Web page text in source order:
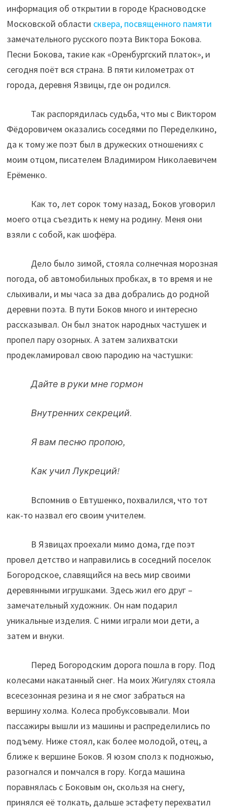
информация об открытии в городе Красноводске
Московской области сквера, посвященного памяти
замечательного русского поэта Виктора Бокова.
Песни Бокова, такие как «Оренбургский платок», и
сегодня поёт вся страна. В пяти километрах от
города, деревня Язвицы, где он родился.
Так распорядилась судьба, что мы с Виктором
Фёдоровичем оказались соседями по Переделкино,
да к тому же поэт был в дружеских отношениях с
моим отцом, писателем Владимиром Николаевичем
Ерёменко.
Как то, лет сорок тому назад, Боков уговорил
моего отца съездить к нему на родину. Меня они
взяли с собой, как шофёра.
Дело было зимой, стояла солнечная морозная
погода, об автомобильных пробках, в то время и не
слыхивали, и мы часа за два добрались до родной
деревни поэта. В пути Боков много и интересно
рассказывал. Он был знаток народных частушек и
пропел пару озорных. А затем залихватски
продекламировал свою пародию на частушки:
Дайте в руки мне гормон
Внутренних секреций.
Я вам песню пропою,
Как учил Лукреций!
Вспомнив о Евтушенко, похвалился, что тот
как-то назвал его своим учителем.
В Язвицах проехали мимо дома, где поэт
провел детство и направились в соседний поселок
Богородское, славящийся на весь мир своими
деревянными игрушками. Здесь жил его друг –
замечательный художник. Он нам подарил
уникальные изделия. С ними играли мои дети, а
затем и внуки.
Перед Богородским дорога пошла в гору. Под
колесами накатанный снег. На моих Жигулях стояла
всесезонная резина и я не смог забраться на
вершину холма. Колеса пробуксовывали. Мои
пассажиры вышли из машины и распределились по
подъему. Ниже стоял, как более молодой, отец, а
ближе к вершине Боков. Я юзом сполз к подножью,
разогнался и помчался в гору. Когда машина
поравнялась с Боковым он, скользя на снегу,
принялся её толкать, дальше эстафету перехватил